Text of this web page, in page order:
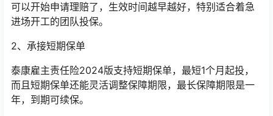
可以开始申请理赔了，生效时间越早越好，特别适合着急
进场开工的团队投保。
2、承接短期保单
泰康雇主责任险2024版支持短期保单，最短1个月起投，
而且短期保单还能灵活调整保障期限，最长保障期限是一
年，到期可续保。